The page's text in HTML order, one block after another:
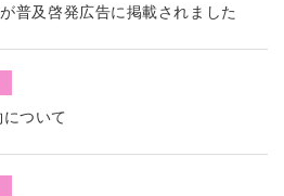
普及啓発広告に掲載されました
ついて